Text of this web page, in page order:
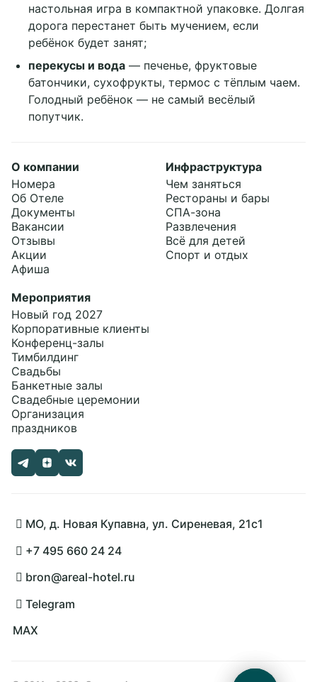
настольная игра в компактной упаковке. Долгая
дорога перестанет быть мучением, если
ребёнок будет занят;
перекусы и вода — печенье, фруктовые
батончики, сухофрукты, термос с тёплым чаем.
Голодный ребёнок — не самый весёлый
попутчик.
О компании
Номера
Об Отеле
Документы
Вакансии
Отзывы
Акции
Афиша
Инфраструктура
Чем заняться
Рестораны и бары
СПА-зона
Развлечения
Всё для детей
Спорт и отдых
Мероприятия
Новый год 2027
Корпоративные клиенты
Конференц-залы
Тимбилдинг
Свадьбы
Банкетные залы
Свадебные церемонии
Организация
праздников
МО, д. Новая Купавна, ул. Сиреневая, 21с1
+7 495 660 24 24
bron@areal-hotel.ru
Telegram
MAX